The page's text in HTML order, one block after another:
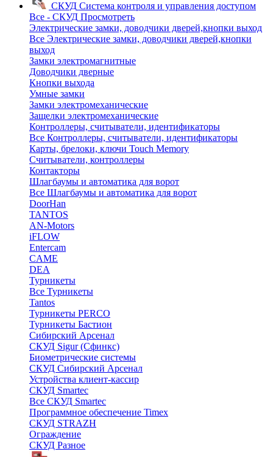
СКУД Система контроля и управления доступом
Все - СКУД Просмотреть
Электрические замки, доводчики дверей,кнопки выход
Все Электрические замки, доводчики дверей,кнопки
выход
Замки электромагнитные
Доводчики дверные
Кнопки выхода
Умные замки
Замки электромеханические
Защелки электромеханические
Контроллеры, считыватели, идентификаторы
Все Контроллеры, считыватели, идентификаторы
Карты, брелоки, ключи Touch Memory
Считыватели, контроллеры
Контакторы
Шлагбаумы и автоматика для ворот
Все Шлагбаумы и автоматика для ворот
DoorHan
TANTOS
AN-Motors
iFLOW
Entercam
CAME
DEA
Турникеты
Все Турникеты
Tantos
Турникеты PERCO
Турникеты Бастион
Сибирский Арсенал
СКУД Sigur (Сфинкс)
Биометрические системы
СКУД Сибирский Арсенал
Устройства клиент-кассир
СКУД Smartec
Все СКУД Smartec
Программное обеспечение Timex
СКУД STRAZH
Ограждение
СКУД Разное